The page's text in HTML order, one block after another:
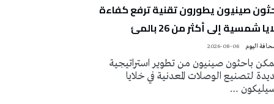
صينيون يطورون تقنية ترفع كفاءة
شمسية إلى أكثر من 26 بالمئ
2026-08-06
باحثون صينيون من تطوير استراتيجية
لتصنيع الوصلات المعدنية في خلايا
…